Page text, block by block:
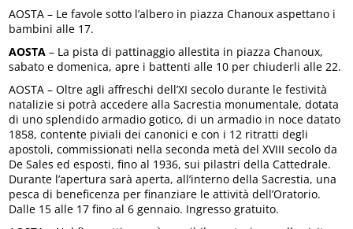
AOSTA – Le favole sotto l’albero in piazza Chanoux aspettano i
bambini alle 17.
AOSTA– La pista di pattinaggio allestita in piazza Chanoux,
sabato e domenica, apre i battenti alle 10 per chiuderli alle 22.
AOSTA – Oltre agli affreschi dell’XI secolo durante le festività
natalizie si potrà accedere alla Sacrestia monumentale, dotata
di uno splendido armadio gotico, di un armadio in noce datato
1858, contente piviali dei canonici e con i 12 ritratti degli
apostoli, commissionati nella seconda metà del XVIII secolo da
De Sales ed esposti, fino al 1936, sui pilastri della Cattedrale.
Durante l’apertura sarà aperta, all’interno della Sacrestia, una
pesca di beneficenza per finanziare le attività dell’Oratorio.
Dalle 15 alle 17 fino al 6 gennaio. Ingresso gratuito.